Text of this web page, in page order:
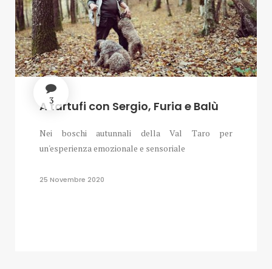
3
A tartufi con Sergio, Furia e Balù
Nei boschi autunnali della Val Taro per
un'esperienza emozionale e sensoriale
25 Novembre 2020